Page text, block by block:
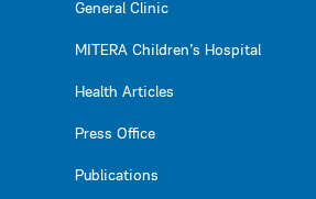
General Clinic
MITERA Children’s Hospital
Health Articles
Press Office
Publications